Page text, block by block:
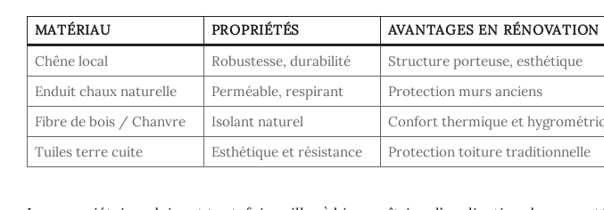
MATÉRIAU PROPRIÉTÉS AVANTAGES EN RÉNOVATION
Chêne local
Robustesse, durabilité Structure porteuse, esthétique
Enduit chaux naturelle
Perméable, respirant Protection murs anciens
Fibre de bois / Chanvre
Isolant naturel Confort thermique et
Tuiles terre cuite
Esthétique et résistance Protection toiture traditionnelle